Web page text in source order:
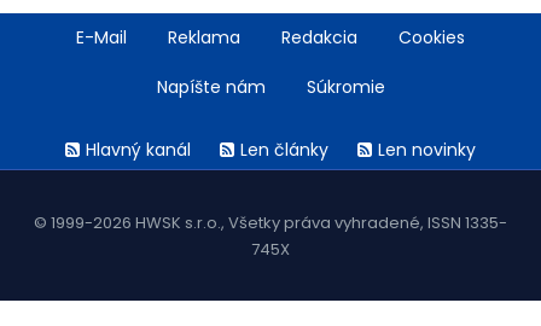
FooterE-Mail Reklama Redakcia Cookies
Napíšte nám Súkromie
menuHlavný kanál Len články Len novinky
© 1999-2026 HWSK s.r.o., Všetky práva vyhradené, ISSN 1335-
745X